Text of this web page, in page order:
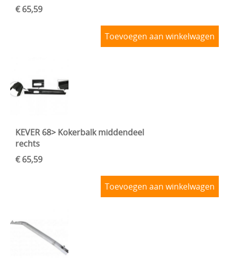
€ 65,59
Toevoegen aan winkelwagen
KEVER 68> Kokerbalk middendeel
rechts
€ 65,59
Toevoegen aan winkelwagen